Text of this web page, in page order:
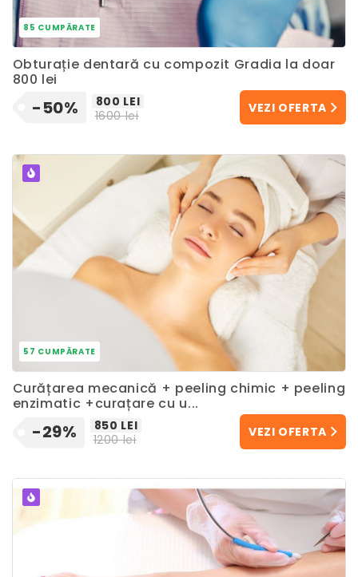
85 CUMPĂRATE
Obturație dentară cu compozit Gradia la doar
800 lei
-50%
800 LEI
1600 lei
VEZI OFERTA
57 CUMPĂRATE
Curățarea mecanică + peeling chimic + peeling
enzimatic +curațare cu u...
-29%
850 LEI
1200 lei
VEZI OFERTA